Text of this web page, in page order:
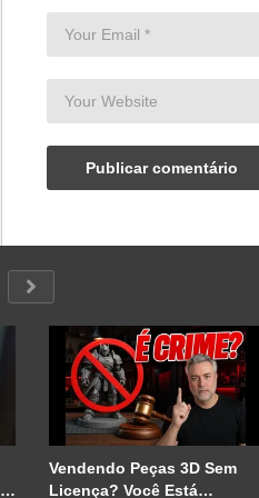
Vendendo Peças 3D Sem
Licença? Você Está